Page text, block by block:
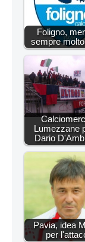
Foligno,
sempre
Lumezzane
Dario
Pavia, idea
per